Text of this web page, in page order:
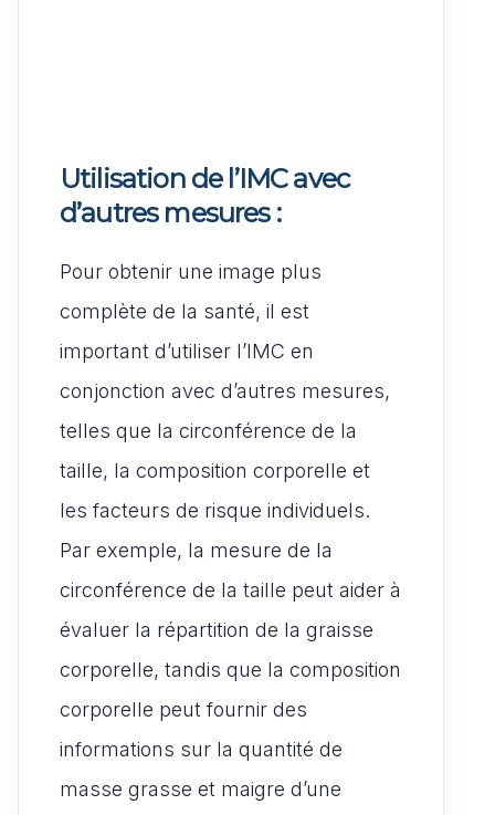
Utilisation de l’IMC avec
d’autres mesures :
Pour obtenir une image plus
complète de la santé, il est
important d’utiliser l’IMC en
conjonction avec d’autres mesures,
telles que la circonférence de la
taille, la composition corporelle et
les facteurs de risque individuels.
Par exemple, la mesure de la
circonférence de la taille peut aider à
évaluer la répartition de la graisse
corporelle, tandis que la composition
corporelle peut fournir des
informations sur la quantité de
masse grasse et maigre d’une